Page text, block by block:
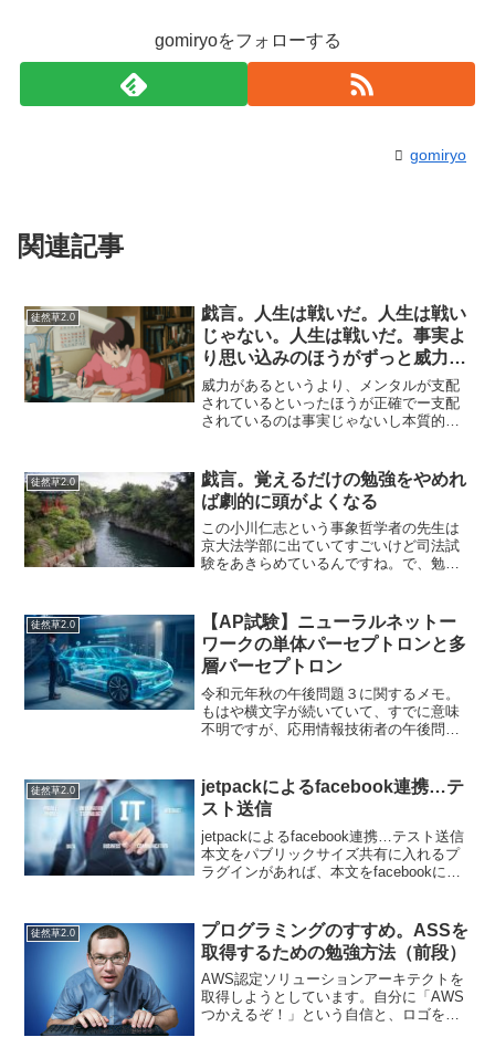
gomiryoをフォローする
gomiryo
関連記事
徒然草2.0
戯言。人生は戦いだ。人生は戦い
じゃない。人生は戦いだ。事実よ
り思い込みのほうがずっと威力が
ある。
威力があるというより、メンタルが支配
されているといったほうが正確でー支配
されているのは事実じゃないし本質的じ
なんでも戦いに例える癖がある。ただ、
それは結構つかれることだ...
徒然草2.0
戯言。覚えるだけの勉強をやめれ
ば劇的に頭がよくなる
この小川仁志という事象哲学者の先生は
京大法学部に出ていてすごいけど司法試
験をあきらめているんですね。で、勉強
で喋っていた。私は関西弁で喋るひとが
ダメなんですよ...
徒然草2.0
【AP試験】ニューラルネットー
ワークの単体パーセプトロンと多
層パーセプトロン
令和元年秋の午後問題３に関するメモ。
もはや横文字が続いていて、すでに意味
不明ですが、応用情報技術者の午後問題
ルネットワークのアルゴリズムを知って
いて実装できなきゃいけな...
徒然草2.0
jetpackによるfacebook連携…テ
スト送信
jetpackによるfacebook連携…テスト送信
本文をパブリックサイズ共有に入れるプ
ラグインがあれば、本文をfacebookに投
結構、雑なやり方で、やりたくないで
す...
徒然草2.0
プログラミングのすすめ。ASSを
取得するための勉強方法（前段）
AWS認定ソリューションアーキテクトを
取得しようとしています。自分に「AWS
つかえるぞ！」という自信と、ロゴを名